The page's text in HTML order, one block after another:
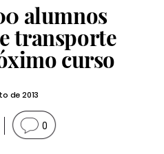
alumnos
transporte
curso
de 2013
0